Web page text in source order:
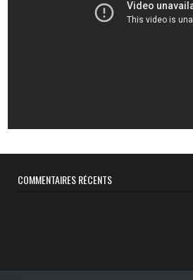
COMMENTAIRES RÉCENTS